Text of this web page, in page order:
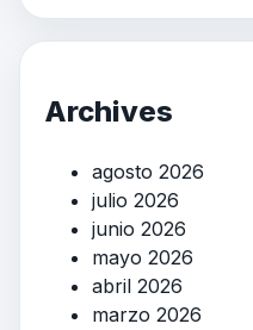
Archives
agosto 2026
julio 2026
junio 2026
mayo 2026
abril 2026
marzo 2026